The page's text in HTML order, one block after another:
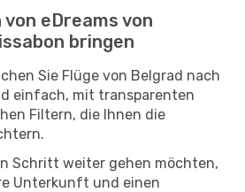
von eDreams von
bringen
Sie Flüge von Belgrad nach
einfach, mit transparenten
Filtern, die Ihnen die
Schritt weiter gehen möchten,
Unterkunft und einen